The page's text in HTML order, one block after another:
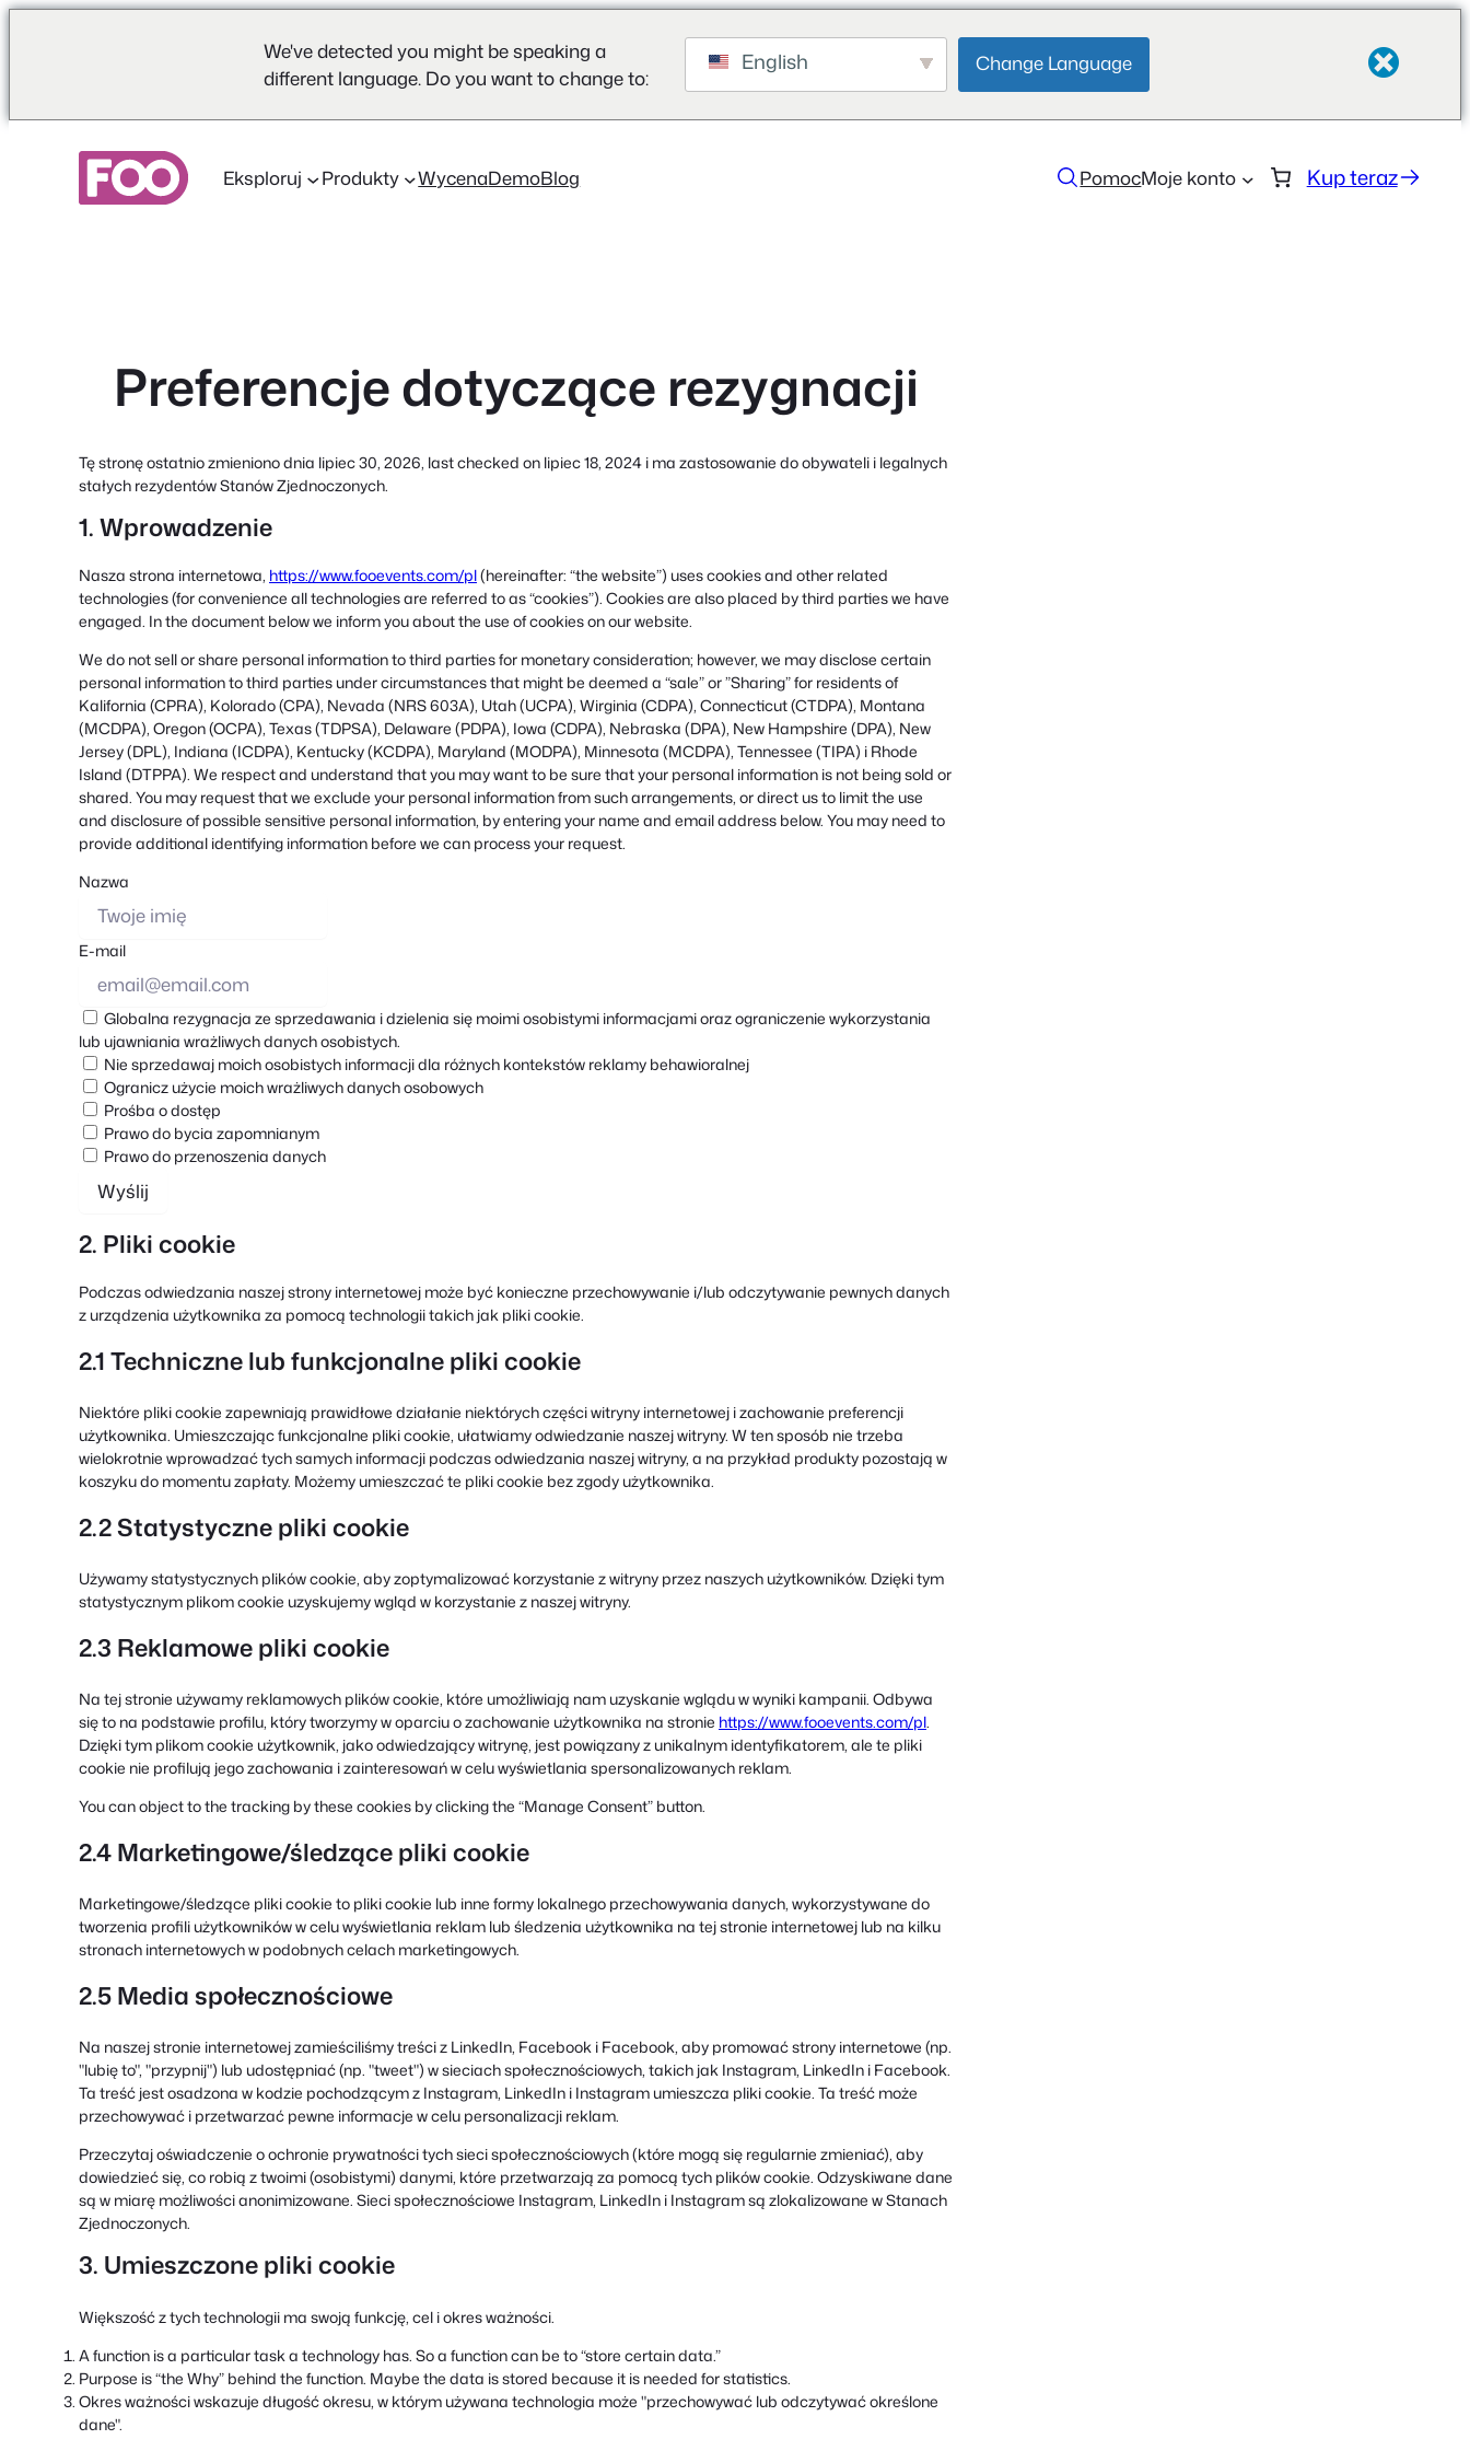
We've detected you might be speaking a
different language. Do you want to change to:
English Change Language
Eksploruj Produkty WycenaDemoBlog PomocMoje konto Kup teraz
Preferencje dotyczące rezygnacji
Tę stronę ostatnio zmieniono dnia lipiec 30, 2026, last checked on lipiec 18, 2024 i ma zastosowanie do obywateli i legalnych
stałych rezydentów Stanów Zjednoczonych.
1. Wprowadzenie
Nasza strona internetowa, https://www.fooevents.com/pl(hereinafter: “the website”) uses cookies and other related
technologies (for convenience all technologies are referred to as “cookies”). Cookies are also placed by third parties we have
engaged. In the document below we inform you about the use of cookies on our website.
We do not sell or share personal information to third parties for monetary consideration; however, we may disclose certain
personal information to third parties under circumstances that might be deemed a “sale” or ”Sharing” for residents of
Kalifornia (CPRA), Kolorado (CPA), Nevada (NRS 603A), Utah (UCPA), Wirginia (CDPA), Connecticut (CTDPA), Montana
(MCDPA), Oregon (OCPA), Texas (TDPSA), Delaware (PDPA), Iowa (CDPA), Nebraska (DPA), New Hampshire (DPA), New
Jersey (DPL), Indiana (ICDPA), Kentucky (KCDPA), Maryland (MODPA), Minnesota (MCDPA), Tennessee (TIPA) i Rhode
Island (DTPPA). We respect and understand that you may want to be sure that your personal information is not being sold or
shared. You may request that we exclude your personal information from such arrangements, or direct us to limit the use
and disclosure of possible sensitive personal information, by entering your name and email address below. You may need to
provide additional identifying information before we can process your request.
Nazwa
E-mail
Globalna rezygnacja ze sprzedawania i dzielenia się moimi osobistymi informacjami oraz ograniczenie wykorzystania
lub ujawniania wrażliwych danych osobistych.
Nie sprzedawaj moich osobistych informacji dla różnych kontekstów reklamy behawioralnej
Ogranicz użycie moich wrażliwych danych osobowych
Prośba o dostęp
Prawo do bycia zapomnianym
Prawo do przenoszenia danych
2. Pliki cookie
Podczas odwiedzania naszej strony internetowej może być konieczne przechowywanie i/lub odczytywanie pewnych danych
z urządzenia użytkownika za pomocą technologii takich jak pliki cookie.
2.1 Techniczne lub funkcjonalne pliki cookie
Niektóre pliki cookie zapewniają prawidłowe działanie niektórych części witryny internetowej i zachowanie preferencji
użytkownika. Umieszczając funkcjonalne pliki cookie, ułatwiamy odwiedzanie naszej witryny. W ten sposób nie trzeba
wielokrotnie wprowadzać tych samych informacji podczas odwiedzania naszej witryny, a na przykład produkty pozostają w
koszyku do momentu zapłaty. Możemy umieszczać te pliki cookie bez zgody użytkownika.
2.2 Statystyczne pliki cookie
Używamy statystycznych plików cookie, aby zoptymalizować korzystanie z witryny przez naszych użytkowników. Dzięki tym
statystycznym plikom cookie uzyskujemy wgląd w korzystanie z naszej witryny.
2.3 Reklamowe pliki cookie
Na tej stronie używamy reklamowych plików cookie, które umożliwiają nam uzyskanie wglądu w wyniki kampanii. Odbywa
się to na podstawie profilu, który tworzymy w oparciu o zachowanie użytkownika na stronie https://www.fooevents.com/pl.
Dzięki tym plikom cookie użytkownik, jako odwiedzający witrynę, jest powiązany z unikalnym identyfikatorem, ale te pliki
cookie nie profilują jego zachowania i zainteresowań w celu wyświetlania spersonalizowanych reklam.
You can object to the tracking by these cookies by clicking the “Manage Consent” button.
2.4 Marketingowe/śledzące pliki cookie
Marketingowe/śledzące pliki cookie to pliki cookie lub inne formy lokalnego przechowywania danych, wykorzystywane do
tworzenia profili użytkowników w celu wyświetlania reklam lub śledzenia użytkownika na tej stronie internetowej lub na kilku
stronach internetowych w podobnych celach marketingowych.
2.5 Media społecznościowe
Na naszej stronie internetowej zamieściliśmy treści z LinkedIn, Facebook i Facebook, aby promować strony internetowe (np.
"lubię to", "przypnij") lub udostępniać (np. "tweet") w sieciach społecznościowych, takich jak Instagram, LinkedIn i Facebook.
Ta treść jest osadzona w kodzie pochodzącym z Instagram, LinkedIn i Instagram umieszcza pliki cookie. Ta treść może
przechowywać i przetwarzać pewne informacje w celu personalizacji reklam.
Przeczytaj oświadczenie o ochronie prywatności tych sieci społecznościowych (które mogą się regularnie zmieniać), aby
dowiedzieć się, co robią z twoimi (osobistymi) danymi, które przetwarzają za pomocą tych plików cookie. Odzyskiwane dane
są w miarę możliwości anonimizowane. Sieci społecznościowe Instagram, LinkedIn i Instagram są zlokalizowane w Stanach
Zjednoczonych.
3. Umieszczone pliki cookie
Większość z tych technologii ma swoją funkcję, cel i okres ważności.
A function is a particular task a technology has. So a function can be to “store certain data.”
Purpose is “the Why” behind the function. Maybe the data is stored because it is needed for statistics.
Okres ważności wskazuje długość okresu, w którym używana technologia może "przechowywać lub odczytywać określone
dane".